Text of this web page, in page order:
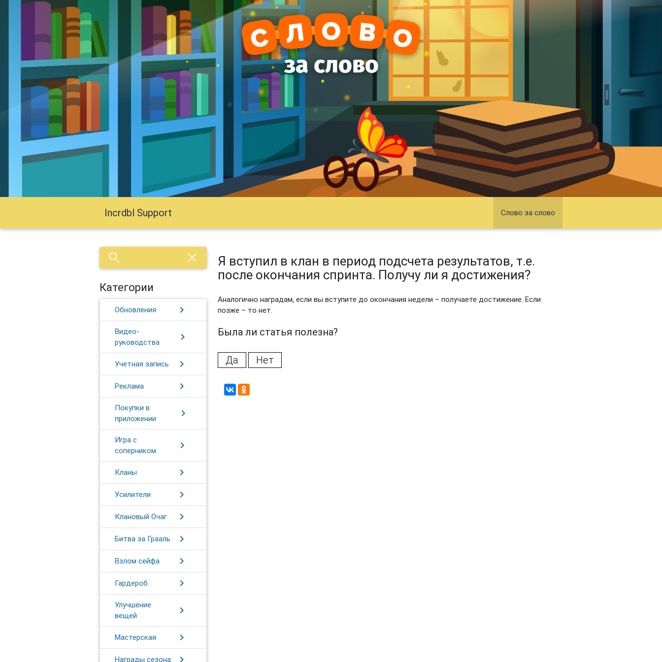
Incrdbl Support Слово за слово
search close
Категории
Обновления chevron_right
Видео-
руководства
chevron_right
Учетная запись chevron_right
Реклама chevron_right
Покупки в
приложении
chevron_right
Игра с
соперником
chevron_right
Кланы chevron_right
Усилители chevron_right
Клановый Очаг chevron_right
Битва за Грааль chevron_right
Взлом сейфа chevron_right
Гардероб chevron_right
Улучшение
вещей
chevron_right
Мастерская chevron_right
Награды сезона chevron_right
Я вступил в клан в период подсчета результатов, т.е.
после окончания спринта. Получу ли я достижения?
Аналогично наградам, если вы вступите до окончания недели – получаете достижение. Если
позже – то нет.
Была ли статья полезна?
Да Нет